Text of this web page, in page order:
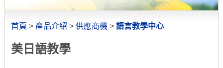
首頁 > 產品介紹 > 供應商機 > 語言教學中心
美日語教學